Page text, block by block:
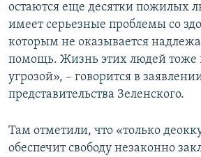
остаются еще десятки пожилых
имеет серьезные проблемы со
которым не оказывается
помощь. Жизнь этих людей тоже
угрозой», – говорится в
представительства Зеленского.
Там отметили, что «только
обеспечит свободу незаконно